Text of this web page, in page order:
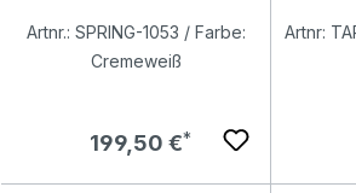
Artnr.: SPRING-1053 / Farbe:
Cremeweiß
Regulärer Preis:
199,50 €
Artnr: